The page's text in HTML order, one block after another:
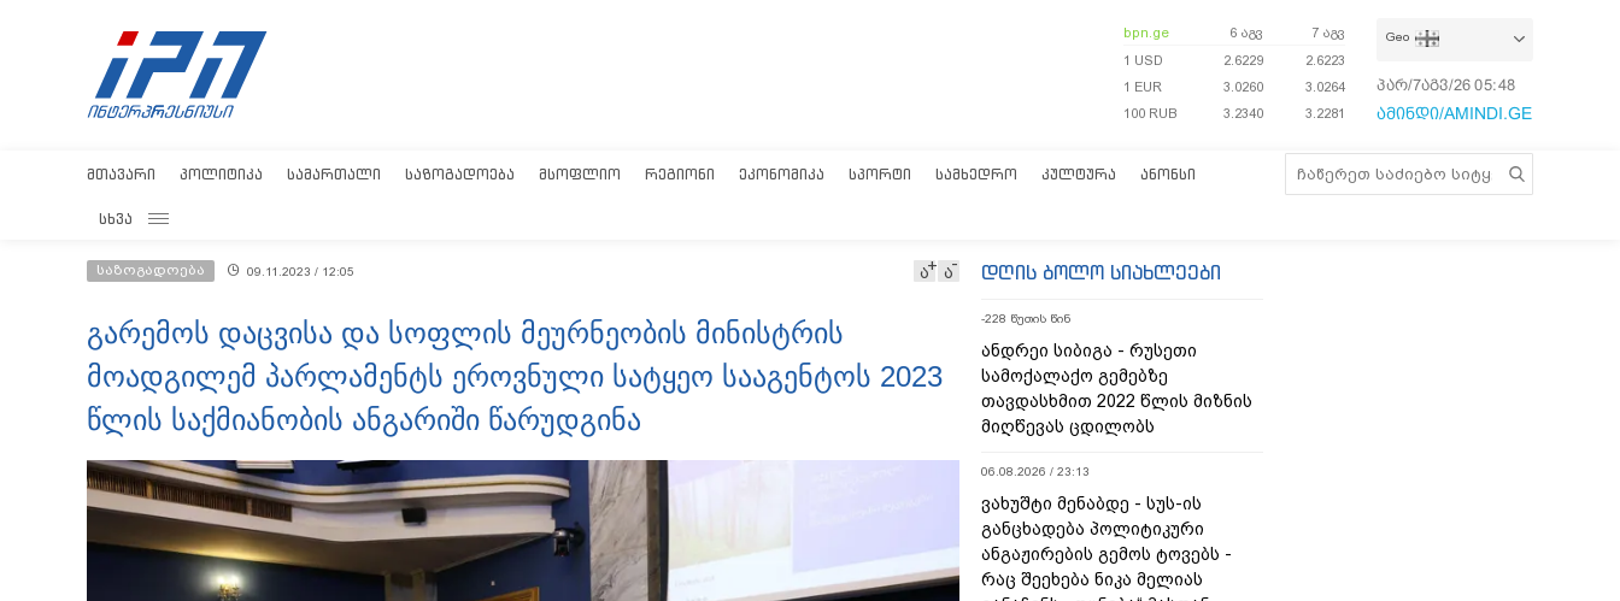
bpn.ge 6 აგვ
7 აგვ
1 USD
2.6229
2.6223
1 EUR
3.0260
3.0264
100 RUB
3.2340 3.2281
Geo
პარ/7აგვ/26 05:48:31
ამინდი/AMINDI.GE
ᲛᲗᲐᲕᲐᲠᲘ ᲞᲝᲚᲘᲢᲘᲙᲐ ᲡᲐᲛᲐᲠᲗᲐᲚᲘ ᲡᲐᲖᲝᲒᲐᲓᲝᲔᲑᲐ ᲛᲡᲝᲤᲚᲘᲝ ᲠᲔᲒᲘᲝᲜᲘ ᲔᲙᲝᲜᲝᲛᲘᲙᲐ ᲡᲞᲝᲠᲢᲘ ᲡᲐᲛᲮᲔᲓᲠᲝ ᲙᲣᲚᲢᲣᲠᲐ ᲐᲜᲝᲜᲡᲘ
ᲡᲮᲕᲐ
საზოგადოება 09.11.2023 / 12:05 ა ა
გარემოს დაცვისა და სოფლის მეურნეობის მინისტრის
მოადგილემ პარლამენტს ეროვნული სატყეო სააგენტოს 2023
წლის საქმიანობის ანგარიში წარუდგინა
დღის ბოლო სიახლეები
-228 წუთის წინ
ანდრეი სიბიგა - რუსეთი
სამოქალაქო გემებზე
თავდასხმით 2022 წლის მიზნის
მიღწევას ცდილობს
06.08.2026 / 23:13
ვახუშტი მენაბდე - სუს-ის
განცხადება პოლიტიკური
ანგაჟირების გემოს ტოვებს -
რაც შეეხება ნიკა მელიას